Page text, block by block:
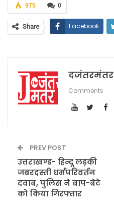
0
975
Share Facebook
दजंतरमंतर
Comments
PREV POST
उत्तराखण्ड- हिन्दू लड़की
जबरदस्ती धर्मपरिवर्तन
दवाब, पुलिस ने बाप-बेटे
को किया गिरफ्तार